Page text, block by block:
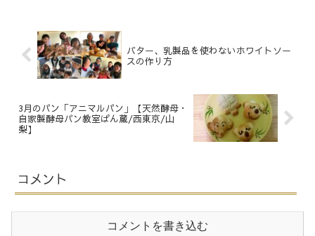
バター、乳製品を使わないホワイトソー
スの作り方
3月のパン「アニマルパン」【天然酵母・
自家製酵母パン教室ぱん蔵/西東京/山
梨】
コメント
コメントを書き込む